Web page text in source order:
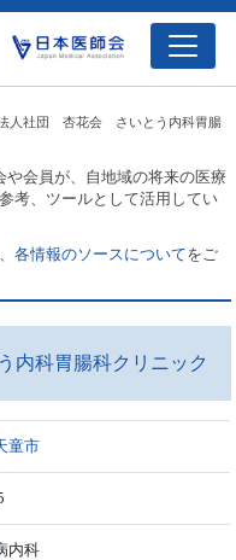
人社団 杏花会 さいとう内科胃腸
会員が、自地域の将来の医療
考、ツールとして活用してい
各情報のソースについてをご
科胃腸科クリニック
童市
科